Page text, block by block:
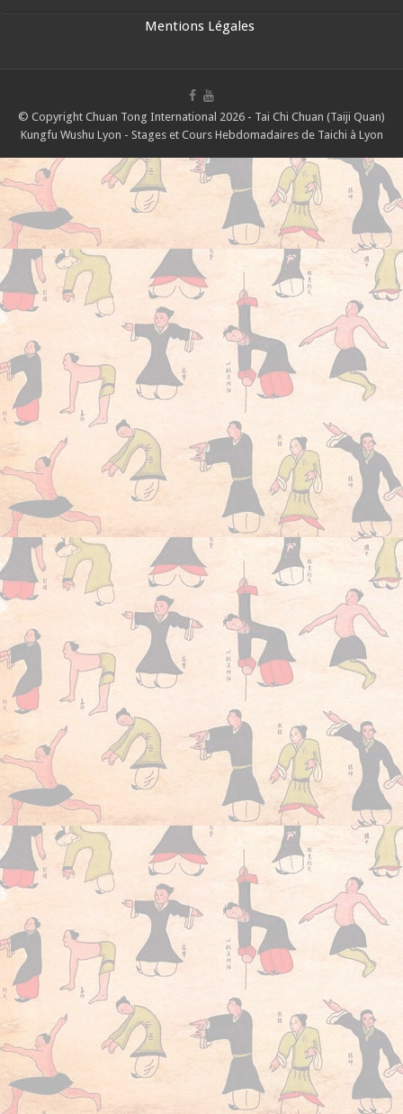
Mentions Légales
© Copyright Chuan Tong International 2026 - Tai Chi Chuan (Taiji Quan)
Kungfu Wushu Lyon - Stages et Cours Hebdomadaires de Taichi à Lyon